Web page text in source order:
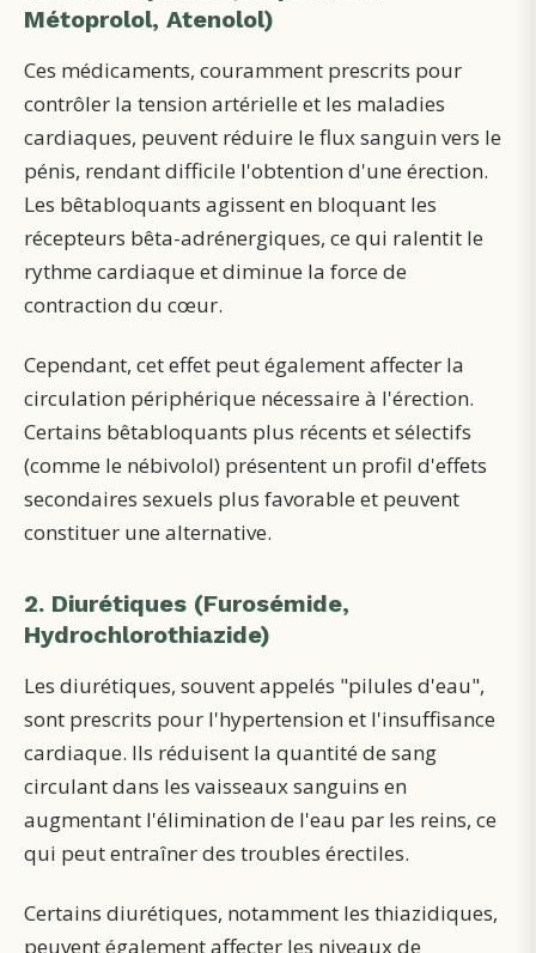
Métoprolol, Atenolol)
Ces médicaments, couramment prescrits pour
contrôler la tension artérielle et les maladies
cardiaques, peuvent réduire le flux sanguin vers le
pénis, rendant difficile l'obtention d'une érection.
Les bêtabloquants agissent en bloquant les
récepteurs bêta-adrénergiques, ce qui ralentit le
rythme cardiaque et diminue la force de
contraction du cœur.
Cependant, cet effet peut également affecter la
circulation périphérique nécessaire à l'érection.
Certains bêtabloquants plus récents et sélectifs
(comme le nébivolol) présentent un profil d'effets
secondaires sexuels plus favorable et peuvent
constituer une alternative.
2. Diurétiques (Furosémide,
Hydrochlorothiazide)
Les diurétiques, souvent appelés "pilules d'eau",
sont prescrits pour l'hypertension et l'insuffisance
cardiaque. Ils réduisent la quantité de sang
circulant dans les vaisseaux sanguins en
augmentant l'élimination de l'eau par les reins, ce
qui peut entraîner des troubles érectiles.
Certains diurétiques, notamment les thiazidiques,
peuvent également affecter les niveaux de